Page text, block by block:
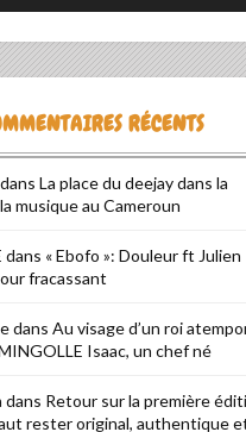
RÉCENTS
La place du deejay dans la
musique au Cameroun
dans « Ebofo »: Douleur ft Julien
fracassant
dans Au visage d’un roi
Isaac, un chef né
dans Retour sur la première
rester original, authentique